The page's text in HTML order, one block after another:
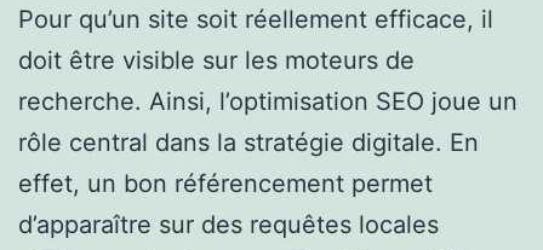
Pour qu’un site soit réellement efficace, il
doit être visible sur les moteurs de
recherche. Ainsi, l’optimisation SEO joue un
rôle central dans la stratégie digitale. En
effet, un bon référencement permet
d’apparaître sur des requêtes locales